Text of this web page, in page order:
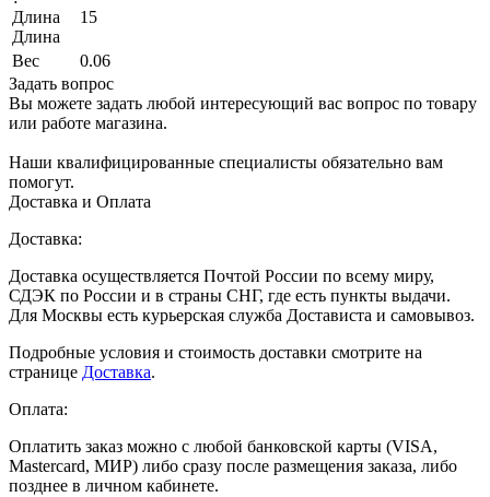
Длина
Длина
15
Вес
0.06
Задать вопрос
Вы можете задать любой интересующий вас вопрос по товару
или работе магазина.
Наши квалифицированные специалисты обязательно вам
помогут.
Доставка и Оплата
Доставка:
Доставка осуществляется Почтой России по всему миру,
СДЭК по России и в страны СНГ, где есть пункты выдачи.
Для Москвы есть курьерская служба Достависта и самовывоз.
Подробные условия и стоимость доставки смотрите на
странице Доставка.
Оплата:
Оплатить заказ можно с любой банковской карты (VISA,
Mastercard, МИР) либо сразу после размещения заказа, либо
позднее в личном кабинете.